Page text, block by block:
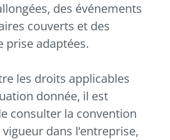
des événements
couverts et des
prise adaptées.
les droits applicables
donnée, il est
consulter la convention
dans l’entreprise,